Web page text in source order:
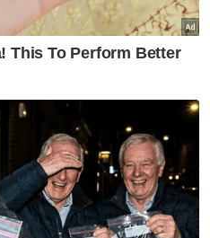
E-Mel setiap
persepsi